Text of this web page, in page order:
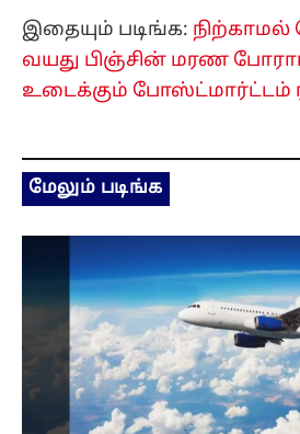
இதையும் படிங்க: நிற்காமல்
வயது பிஞ்சின் மரண
உடைக்கும் போஸ்ட்மார்ட்டம்
மேலும் படிங்க